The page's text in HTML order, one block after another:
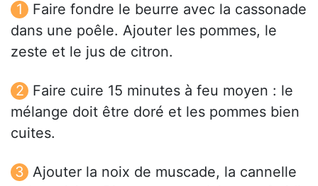
Faire fondre le beurre avec la cassonade
dans une poêle. Ajouter les pommes, le
zeste et le jus de citron.
Faire cuire 15 minutes à feu moyen : le
mélange doit être doré et les pommes bien
cuites.
Ajouter la noix de muscade, la cannelle